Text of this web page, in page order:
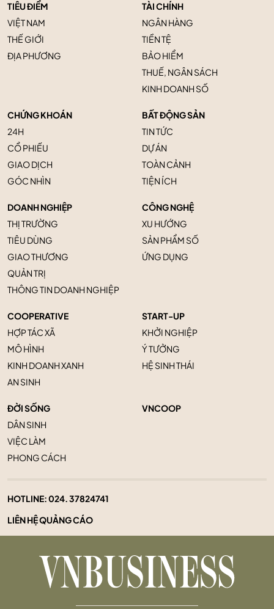
TIÊU ĐIỂM
VIỆT NAM
THẾ GIỚI
ĐỊA PHƯƠNG
TÀI CHÍNH
NGÂN HÀNG
TIỀN TỆ
BẢO HIỂM
THUẾ, NGÂN SÁCH
KINH DOANH SỐ
CHỨNG KHOÁN
24H
CỔ PHIẾU
GIAO DỊCH
GÓC NHÌN
BẤT ĐỘNG SẢN
TIN TỨC
DỰ ÁN
TOÀN CẢNH
TIỆN ÍCH
DOANH NGHIỆP
THỊ TRƯỜNG
TIÊU DÙNG
GIAO THƯƠNG
QUẢN TRỊ
THÔNG TIN DOANH NGHIỆP
CÔNG NGHỆ
XU HƯỚNG
SẢN PHẨM SỐ
ỨNG DỤNG
COOPERATIVE
HỢP TÁC XÃ
MÔ HÌNH
KINH DOANH XANH
AN SINH
START-UP
KHỞI NGHIỆP
Ý TƯỞNG
HỆ SINH THÁI
ĐỜI SỐNG
DÂN SINH
VIỆC LÀM
PHONG CÁCH
VNCOOP
HOTLINE:024. 37824741
LIÊN HỆ QUẢNG CÁO